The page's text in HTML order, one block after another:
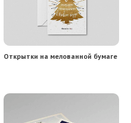
Открытки на мелованной бумаге